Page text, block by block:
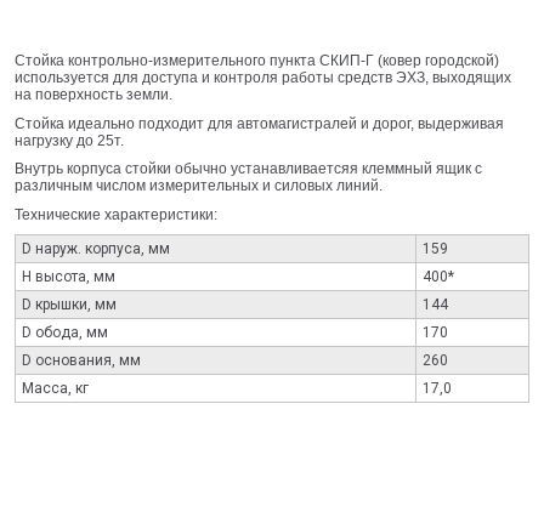
Стойка контрольно-измерительного пункта СКИП-Г (ковер городской)
используется для доступа и контроля работы средств ЭХЗ, выходящих
на поверхность земли.
Стойка идеально подходит для автомагистралей и дорог, выдерживая
нагрузку до 25т.
Внутрь корпуса стойки обычно устанавливаетсяя клеммный ящик с
различным числом измерительных и силовых линий.
Технические характеристики:
D наруж. корпуса, мм
159
H высота, мм
400*
D крышки, мм
144
D обода, мм
170
D основания, мм
260
Масса, кг
17,0